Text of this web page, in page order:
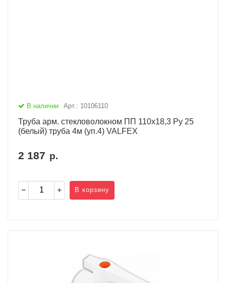
В наличии Арт.: 10106110
Труба арм. стекловолокном ПП 110х18,3 Ру 25
(белый) труба 4м (уп.4) VALFEX
2 187 р.
В корзину